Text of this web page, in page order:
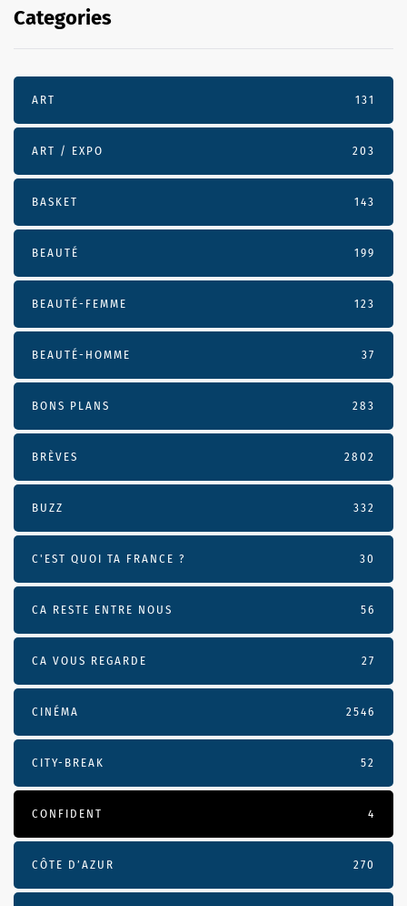
Categories
ART 131
ART / EXPO 203
BASKET 143
BEAUTÉ 199
BEAUTÉ-FEMME 123
BEAUTÉ-HOMME 37
BONS PLANS 283
BRÈVES 2802
BUZZ 332
C'EST QUOI TA FRANCE ? 30
CA RESTE ENTRE NOUS 56
CA VOUS REGARDE 27
CINÉMA 2546
CITY-BREAK 52
CONFIDENT 4
CÔTE D’AZUR 270